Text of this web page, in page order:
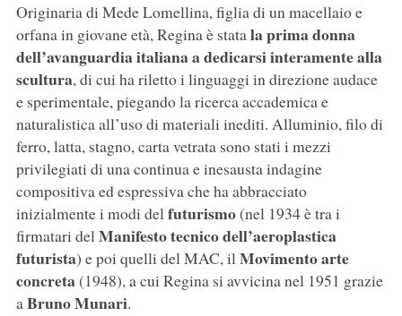
Originaria di Mede Lomellina, figlia di un macellaio e
orfana in giovane età, Regina è statala prima donna
dell’avanguardia italiana a dedicarsi interamente alla
scultura, di cui ha riletto i linguaggi in direzione audace
e sperimentale, piegando la ricerca accademica e
naturalistica all’uso di materiali inediti. Alluminio, filo di
ferro, latta, stagno, carta vetrata sono stati i mezzi
privilegiati di una continua e inesausta indagine
compositiva ed espressiva che ha abbracciato
inizialmente i modi delfuturismo(nel 1934 è tra i
firmatari delManifesto tecnico dell’aeroplastica
futurista) e poi quelli del MAC, ilMovimento arte
concreta(1948), a cui Regina si avvicina nel 1951 grazie
aBruno Munari.